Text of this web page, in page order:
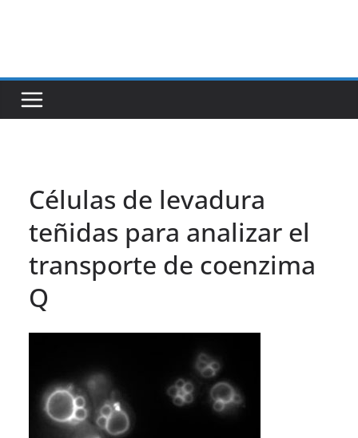
Células de levadura
teñidas para analizar el
transporte de coenzima
Q